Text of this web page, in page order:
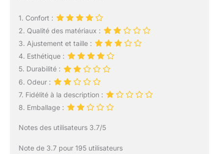
1. Confort :
2. Qualité des matériaux :
3. Ajustement et taille :
4. Esthétique :
5. Durabilité :
6. Odeur :
7. Fidélité à la description :
8. Emballage :
Notes des utilisateurs 3.7/5
Note de 3.7 pour 195 utilisateurs